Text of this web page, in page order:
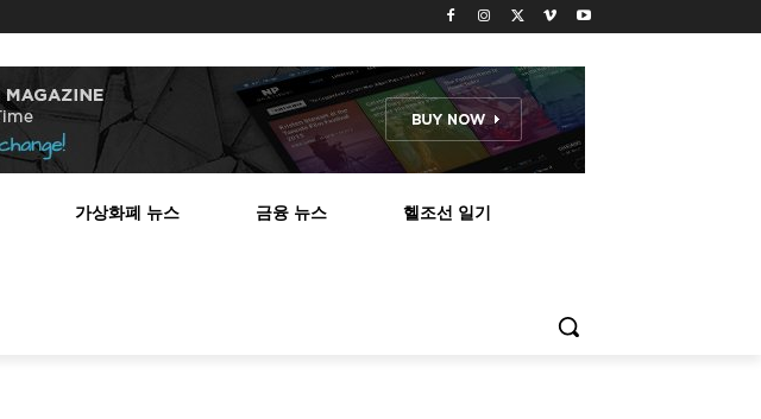
가상화폐 뉴스 금융 뉴스 헬조선 일기